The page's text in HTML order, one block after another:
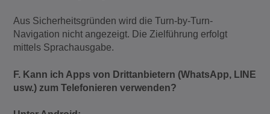
Aus Sicherheitsgründen wird die Turn-by-Turn-
Navigation nicht angezeigt. Die Zielführung erfolgt
mittels Sprachausgabe.
F. Kann ich Apps von Drittanbietern (WhatsApp, LINE
usw.) zum Telefonieren verwenden?